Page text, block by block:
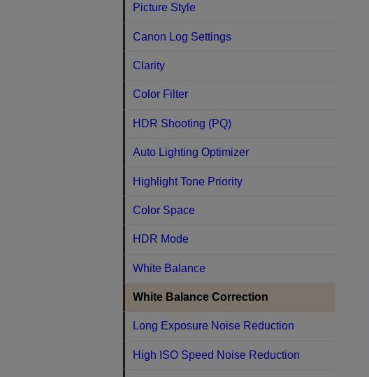
Picture Style
Canon Log Settings
Clarity
Color Filter
HDR Shooting (PQ)
Auto Lighting Optimizer
Highlight Tone Priority
Color Space
HDR Mode
White Balance
White Balance Correction
Long Exposure Noise Reduction
High ISO Speed Noise Reduction